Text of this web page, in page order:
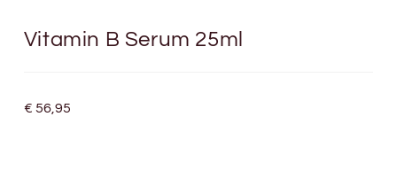
Vitamin B Serum 25ml
€ 56,95